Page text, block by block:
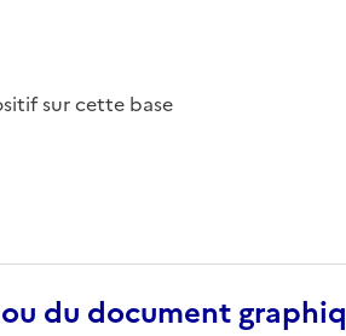
sur cette base
du document